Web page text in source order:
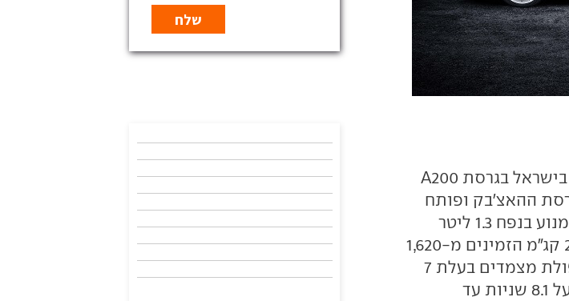
מרצדס A קלאס סדאן תשווק בשלב זה בישראל בגרסת A200
זהה לזה של גרסת ההאצ'בק ופותח
בשיתוף פעולה עם קונצרן רנו. מדובר במנוע בנפח 1.3 ליטר
בהספק של 163 כ"ס ועם מומנט של 25.5 קג"מ הזמינים מ-1,620
סל"ד. המנוע משודך לתיבה רובוטית כפולת מצמדים בעלת 7
הילוכים וההאצה ל-100 קמ"ש עומדת על 8.1 שניות עד